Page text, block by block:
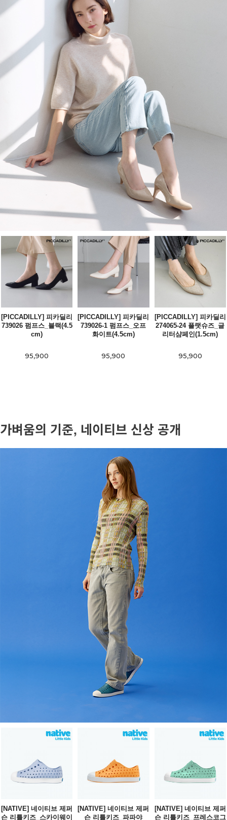
[PICCADILLY] 피카딜리
739026 펌프스_블랙(4.5
cm)
95,900
[PICCADILLY] 피카딜리
739026-1 펌프스_오프
화이트(4.5cm)
95,900
[PICCADILLY] 피카딜리
274065-24 플랫슈즈_글
리터샴페인(1.5cm)
95,900
가벼움의 기준, 네이티브 신상 공개
[NATIVE] 네이티브 제퍼
슨 리틀키즈_스카이웨이
[NATIVE] 네이티브 제퍼
슨 리틀키즈_파파야
[NATIVE] 네이티브 제퍼
슨 리틀키즈_프레스코그